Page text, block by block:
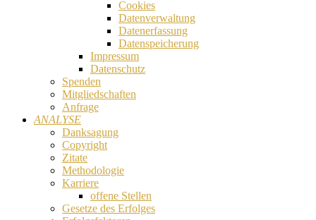
Cookies
Datenverwaltung
Datenerfassung
Datenspeicherung
Impressum
Datenschutz
Spenden
Mitgliedschaften
Anfrage
ANALYSE
Danksagung
Copyright
Zitate
Methodologie
Karriere
offene Stellen
Gesetze des Erfolges